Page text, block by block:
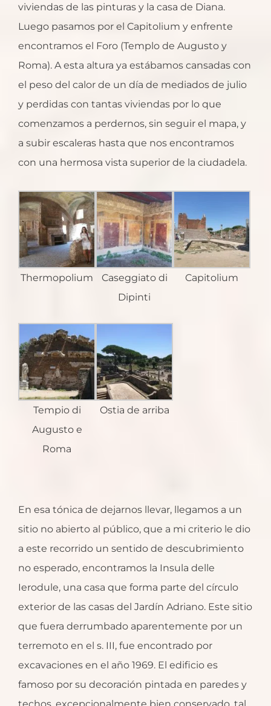
viviendas de las pinturas y la casa de Diana.
Luego pasamos por el Capitolium y enfrente
encontramos el Foro (Templo de Augusto y
Roma). A esta altura ya estábamos cansadas con
el peso del calor de un día de mediados de julio
y perdidas con tantas viviendas por lo que
comenzamos a perdernos, sin seguir el mapa, y
a subir escaleras hasta que nos encontramos
con una hermosa vista superior de la ciudadela.
Thermopolium
Caseggiato di
Dipinti
Capitolium
Tempio di
Augusto e
Roma
Ostia de arriba
En esa tónica de dejarnos llevar, llegamos a un
sitio no abierto al público, que a mi criterio le dio
a este recorrido un sentido de descubrimiento
no esperado, encontramos la Insula delle
Ierodule, una casa que forma parte del círculo
exterior de las casas del Jardín Adriano. Este sitio
que fuera derrumbado aparentemente por un
terremoto en el s. III, fue encontrado por
excavaciones en el año 1969. El edificio es
famoso por su decoración pintada en paredes y
techos, excepcionalmente bien conservado, tal